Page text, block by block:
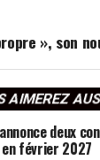
», son
AIMEREZ
deux
février 2027